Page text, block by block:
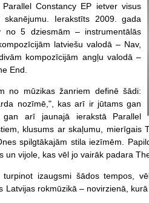
Constancy EP ietver visus
Ierakstīts 2009. gada
no 5 dziesmām – instrumentālās
latviešu valodā – Nav,
kompozīcijām angļu valodā –
End.
no mūzikas žanriem definē šādi:
nozīmē,", kas arī ir jūtams gan
arī jaunajā ierakstā Parallel
klusums ar skaļumu,
spilgtākajām stila iezīmēm.
vijole, kas vēl jo vairāk padara
izaugsmi šādos tempos,
Latvijas rokmūzikā – novirzienā,